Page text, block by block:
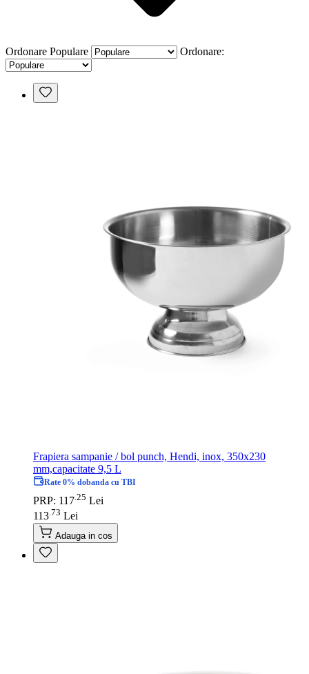
Ordonare Populare Ordonare:
Frapiera sampanie / bol punch, Hendi, inox, 350x230
mm,capacitate 9,5 L
Rate 0% dobanda cu TBI
PRP: 117 25 Lei
113.73 Lei
Adauga in cos